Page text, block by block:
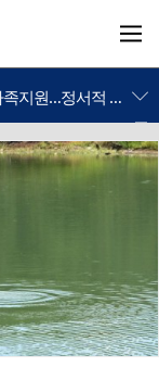
충주교육지원청, 특수교육대상자 가족지원…정서적 안정·유대 강화
정부, 'AI 의료·교통안전·중고차 거래' 등 4대 국정 과제 추진
종 권장
단국대병원, 응급 산모 이송 대비 실무 전문 워크숍 개최